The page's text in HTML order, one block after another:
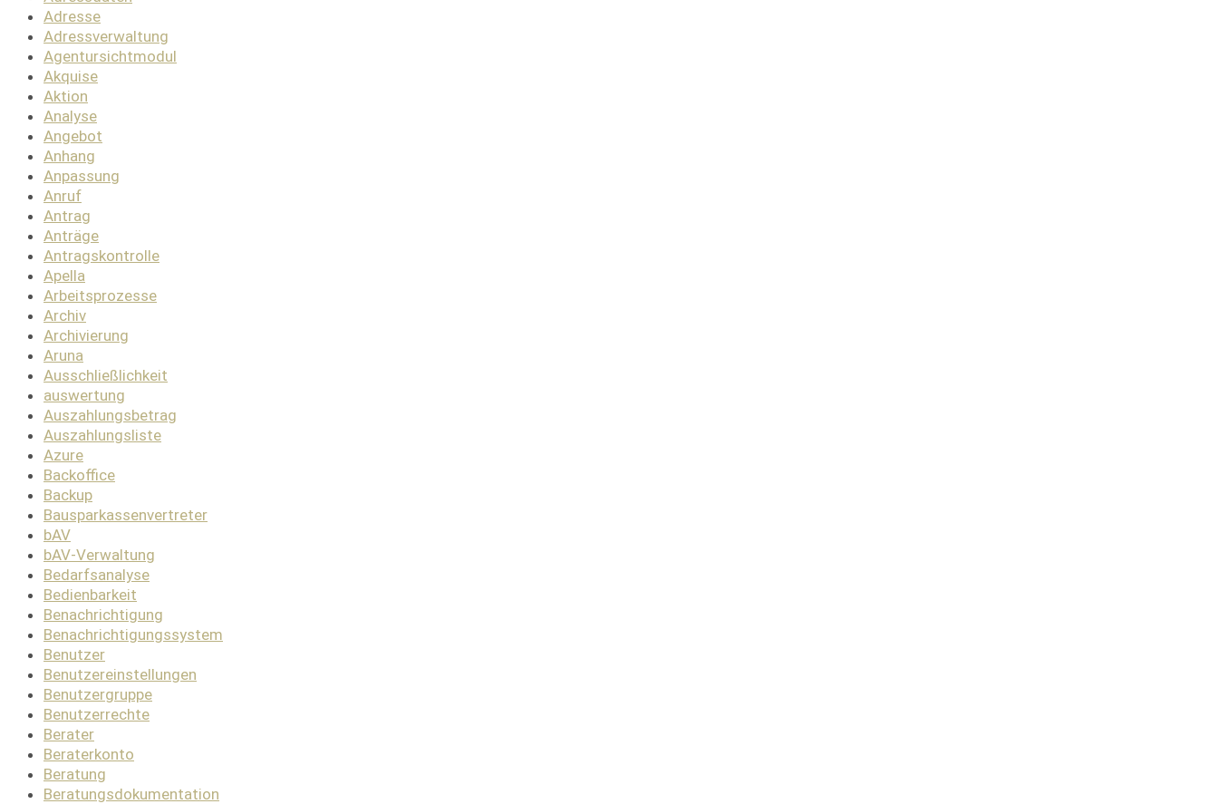
Adresse
Adressverwaltung
Agentursichtmodul
Akquise
Aktion
Analyse
Angebot
Anhang
Anpassung
Anruf
Antrag
Anträge
Antragskontrolle
Apella
Arbeitsprozesse
Archiv
Archivierung
Aruna
Ausschließlichkeit
auswertung
Auszahlungsbetrag
Auszahlungsliste
Azure
Backoffice
Backup
Bausparkassenvertreter
bAV
bAV-Verwaltung
Bedarfsanalyse
Bedienbarkeit
Benachrichtigung
Benachrichtigungssystem
Benutzer
Benutzereinstellungen
Benutzergruppe
Benutzerrechte
Berater
Beraterkonto
Beratung
Beratungsdokumentation